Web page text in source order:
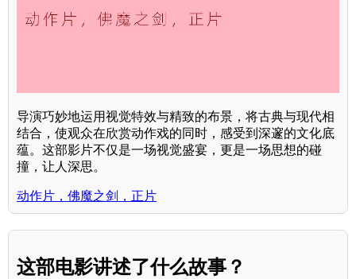
导演巧妙地运用视觉特效与精致的布景，将古典与现代相
结合，使观众在欣赏动作戏的同时，感受到深邃的文化底
蕴。这部影片不仅是一场视觉盛宴，更是一场思想的碰
撞，让人深思。
动作片，佛魔之剑，正片
这部电影讲述了什么故事？